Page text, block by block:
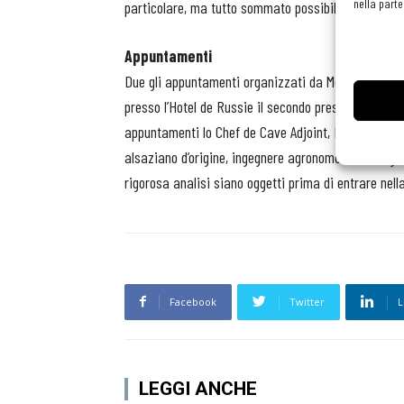
nella
particolare, ma tutto sommato possibile.
Appuntamenti
Due gli appuntamenti organizzati da Meregalli per
presso l’Hotel de Russie il secondo presso la sede
appuntamenti lo Chef de Cave Adjoint, Denis
alsaziano d’origine, ingegnere agronomo ed
rigorosa analisi siano oggetti prima di entrare
Facebook Twitter
LEGGI ANCHE